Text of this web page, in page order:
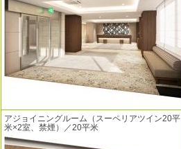
アジョイニングルーム（スーペリアツイン20平
米×2室、禁煙）／20平米